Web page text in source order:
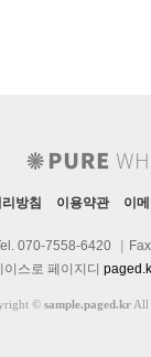
방침 이용약관 이
070-7558-6420
스로 페이지디
© sample.paged.kr All